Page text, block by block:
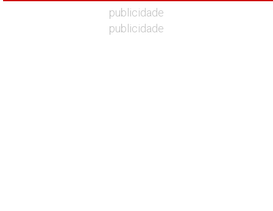
publicidade
publicidade